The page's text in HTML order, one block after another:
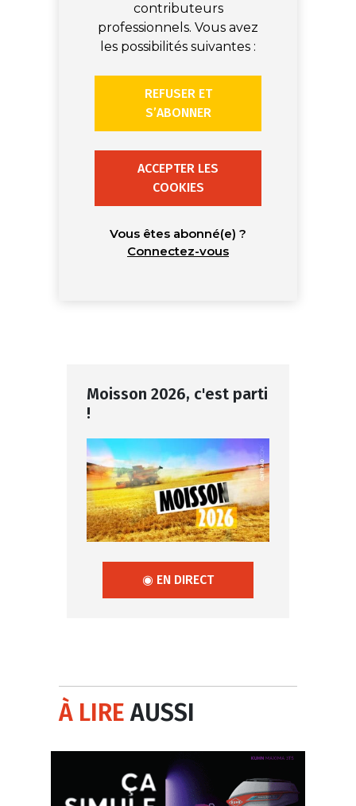
contributeurs
professionnels. Vous avez
les possibilités suivantes :
REFUSER ET
S’ABONNER
ACCEPTER LES
COOKIES
Vous êtes abonné(e) ?
Connectez-vous
Moisson 2026, c'est parti
!
◉ EN DIRECT
À LIREAUSSI